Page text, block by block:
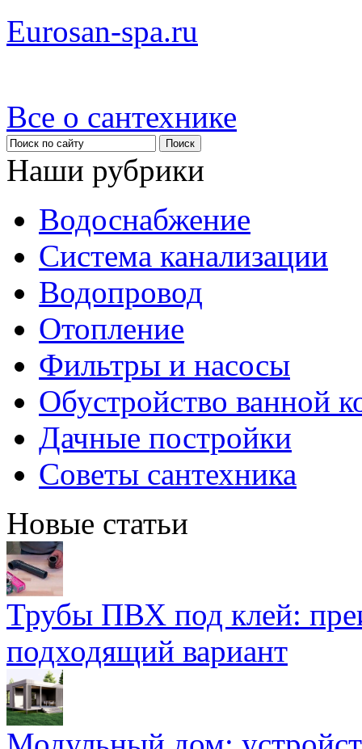
Eurosan-spa.ru
Все о сантехнике
Наши рубрики
Водоснабжение
Система канализации
Водопровод
Отопление
Фильтры и насосы
Обустройство ванной
Дачные постройки
Советы сантехника
Новые статьи
Трубы ПВХ под клей:
подходящий вариант